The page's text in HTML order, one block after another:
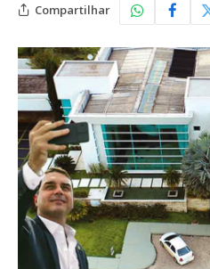
Compartilhar